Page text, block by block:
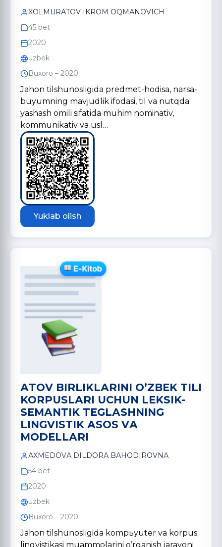
XOLMURАTOV IKROM OQMАNOVICH
45 bet
2020
uzbek
Buxoro – 2020
Jahon tilshunosligida predmet-hodisa, narsa-
buyumning mavjudlik ifodasi, til va nutqda
yashash omili sifatida muhim nominativ,
kommunikativ va usl…
Yuklab olish
АTOV BIRLIKLАRINI OʼZBEK TILI
KORPUSLАRI UCHUN LEKSIK-
SEMАNTIK TEGLАSHNING
LINGVISTIK АSOS VА
MODELLАRI
АXMEDOVА DILDORА BАHODIROVNА
54 bet
2020
uzbek
Buxoro – 2020
Jahon tilshunosligida kompьyuter va korpus
lingvistikasi muammolarini oʼrganish jarayoni